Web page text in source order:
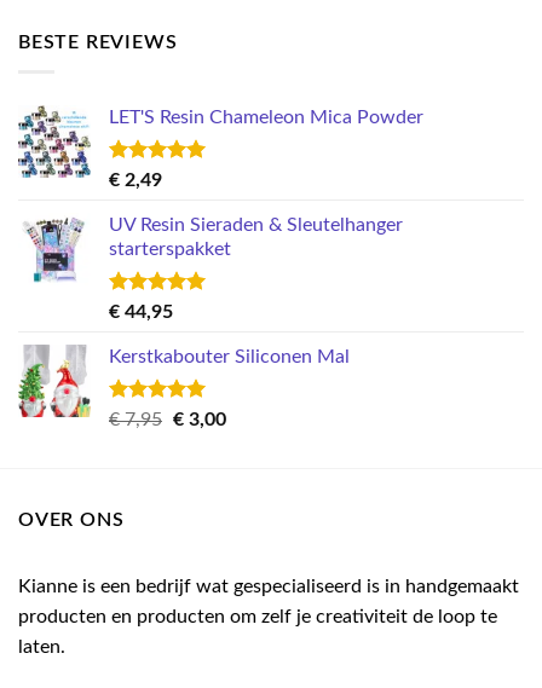
BESTE REVIEWS
LET'S Resin Chameleon Mica Powder
Gewaardeerd
€ 2,49
UV Resin Sieraden & Sleutelhanger
starterspakket
Gewaardeerd
€ 44,95
Kerstkabouter Siliconen Mal
Gewaardeerd
€7,95 Oorspronkelijke
€3,00Huidige
OVER ONS
Kianne is een bedrijf wat gespecialiseerd is in handgemaakt
producten en producten om zelf je creativiteit de loop te
laten.